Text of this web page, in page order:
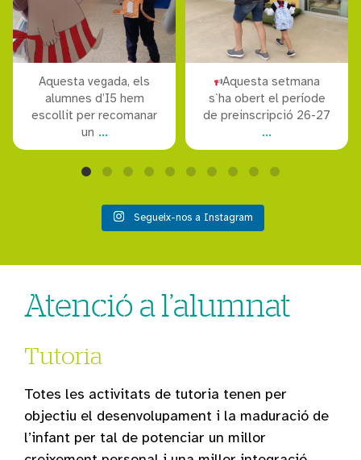
Aquesta vegada, els
alumnes d’I5 hem
escollit per recomanar
un ...
Aquesta setmana
s`ha obert el període
de preinscripció 26-27
...
Segueix-nos a Instagram
Atenció a l’alumnat
Tutoria
Totes les activitats de tutoria tenen per
objectiu el desenvolupament i la maduració de
l’infant per tal de potenciar un millor